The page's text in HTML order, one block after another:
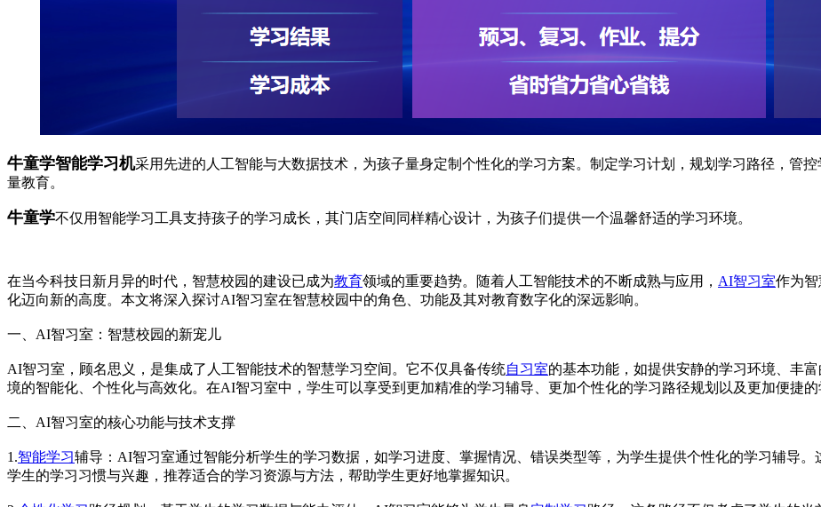
牛童学智能学习机采用先进的人工智能与大数据技术，为孩子量身定制个性化的学习方案。制定学习计划，规划学习路径，管
量教育。
牛童学不仅用智能学习工具支持孩子的学习成长，其门店空间同样精心设计，为孩子们提供一个温馨舒适的学习环境。
在当今科技日新月异的时代，智慧校园的建设已成为教育领域的重要趋势。随着人工智能技术的不断成熟与应用， AI智习室作为
化迈向新的高度。本文将深入探讨AI智习室在智慧校园中的角色、功能及其对教育数字化的深远影响。
一、AI智习室：智慧校园的新宠儿
AI智习室，顾名思义，是集成了人工智能技术的智慧学习空间。它不仅具备传统自习室的基本功能，如提供安静的学习环境、丰
境的智能化、个性化与高效化。在AI智习室中，学生可以享受到更加精准的学习辅导、更加个性化的学习路径规划以及更加便捷
二、AI智习室的核心功能与技术支撑
1.智能学习辅导：AI智习室通过智能分析学生的学习数据，如学习进度、掌握情况、错误类型等，为学生提供个性化的学习辅导
学生的学习习惯与兴趣，推荐适合的学习资源与方法，帮助学生更好地掌握知识。